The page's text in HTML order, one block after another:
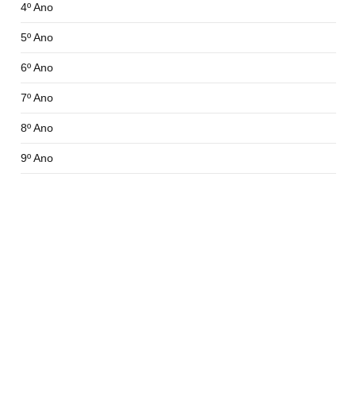
4º Ano
5º Ano
6º Ano
7º Ano
8º Ano
9º Ano